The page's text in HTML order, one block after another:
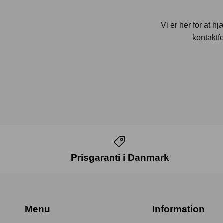
Vi er her for at
Prisgaranti i Danmark
Menu Information